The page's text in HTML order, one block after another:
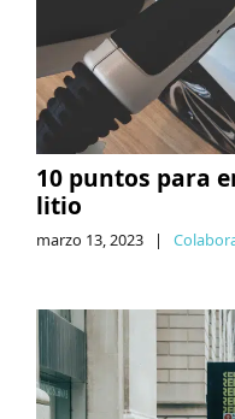
10 puntos para
litio
marzo 13, 2023 |